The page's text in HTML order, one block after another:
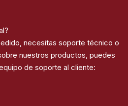
necesitas soporte técnico o
nuestros productos, puedes
de soporte al cliente: